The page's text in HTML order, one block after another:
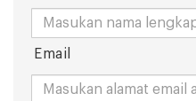
Email